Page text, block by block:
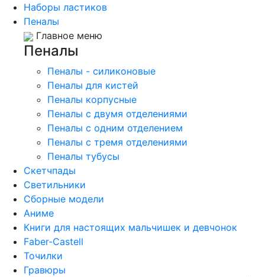
Наборы ластиков
Пеналы
Главное меню
Пеналы
Пеналы - силиконовые
Пеналы для кистей
Пеналы корпусные
Пеналы с двумя отделениями
Пеналы с одним отделением
Пеналы с тремя отделениями
Пеналы тубусы
Скетчпады
Светильники
Сборные модели
Аниме
Книги для настоящих мальчишек и девчонок
Faber-Castell
Точилки
Гравюры